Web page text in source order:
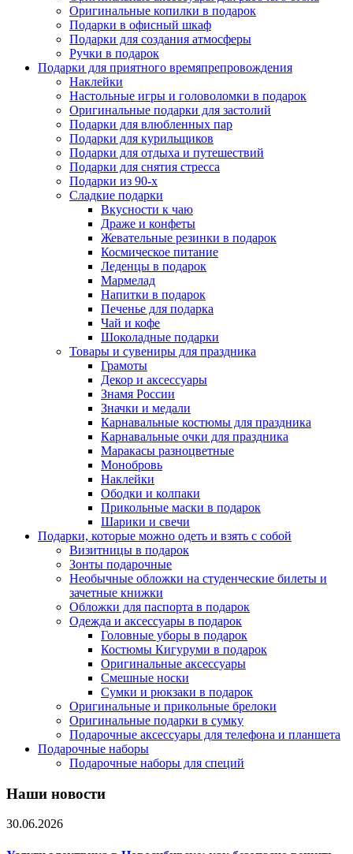
Оригинальные копилки в подарок
Подарки в офисный шкаф
Подарки для создания атмосферы
Ручки в подарок
Подарки для приятного времяпрепровождения
Наклейки
Настольные игры и головоломки в подарок
Оригинальные подарки для застолий
Подарки для влюбленных пар
Подарки для курильщиков
Подарки для отдыха и путешествий
Подарки для снятия стресса
Подарки из 90-х
Сладкие подарки
Вкусности к чаю
Драже и конфеты
Жевательные резинки в подарок
Космическое питание
Леденцы в подарок
Мармелад
Напитки в подарок
Печенье для подарка
Чай и кофе
Шоколадные подарки
Товары и сувениры для праздника
Грамоты
Декор и аксессуары
Знамя России
Значки и медали
Карнавальные костюмы для праздника
Карнавальные очки для праздника
Маракасы разноцветные
Монобровь
Наклейки
Ободки и колпаки
Прикольные маски в подарок
Шарики и свечи
Подарки, которые можно одеть и взять с собой
Визитницы в подарок
Зонты подарочные
Необычные обложки на студенческие билеты и
зачетные книжки
Обложки для паспорта в подарок
Одежда и аксессуары в подарок
Головные уборы в подарок
Костюмы Кигуруми в подарок
Оригинальные аксессуары
Смешные носки
Сумки и рюкзаки в подарок
Оригинальные и прикольные брелоки
Оригинальные подарки в сумку
Подарочные аксессуары для телефона и планшета
Подарочные наборы
Подарочные наборы для специй
Наши новости
30.06.2026